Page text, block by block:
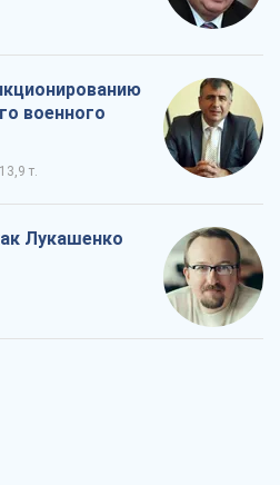
военного
13,9 т.
Лукашенко